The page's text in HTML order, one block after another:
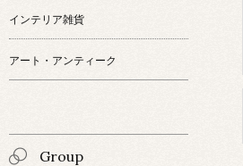
インテリア雑貨
アート・アンティーク
Group